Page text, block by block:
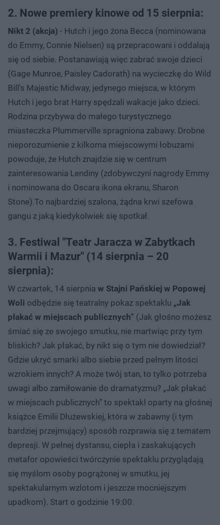
2. Nowe premiery kinowe od 15 sierpnia:
Nikt 2 (akcja) - Hutch i jego żona Becca (nominowana
do Emmy, Connie Nielsen) są przepracowani i oddalają
się od siebie. Postanawiają więc zabrać swoje dzieci
(Gage Munroe, Paisley Cadorath) na wycieczkę do Wild
Bill's Majestic Midway, jedynego miejsca, w którym
Hutch i jego brat Harry spędzali wakacje jako dzieci.
Rodzina przybywa do małego turystycznego
miasteczka Plummerville spragniona zabawy. Drobne
nieporozumienie z kilkoma miejscowymi łobuzami
powoduje, że Hutch znajdzie się w centrum
zainteresowania Lendiny (zdobywczyni nagrody Emmy
i nominowana do Oscara ikona ekranu, Sharon
Stone).To najbardziej szalona, żądna krwi szefowa
gangu z jaką kiedykolwiek się spotkał.
3. Festiwal "Teatr Jaracza w Zabytkach
Warmii i Mazur" (14 sierpnia – 20
sierpnia):
W czwartek, 14 sierpnia w Stajni Pańskiej w Popowej
Woli odbędzie się teatralny pokaz spektaklu „Jak
płakać w miejscach publicznych” (Jak głośno możesz
śmiać się ze swojego smutku, nie martwiąc przy tym
bliskich? Jak płakać, by nikt się o tym nie dowiedział?
Gdzie ukryć smarki albo siebie przed pełnym litości
wzrokiem innych? A może twój stan, to tylko potrzeba
uwagi albo zamiłowanie do dramatyzmu? „Jak płakać
w miejscach publicznych” to spektakl oparty na głośnej
książce Emilii Dłużewskiej, która w zabawny (i tym
bardziej przejmujący) sposób rozprawia się z tematem
depresji. W pełnej dystansu, ciepła i zaskakujących
metafor opowieści twórczynie spektaklu przyglądają
się myślom osoby pogrążonej w smutku, jej
spektakularnym wzlotom i jeszcze mocniejszym
upadkom). Start o godzinie 19:00.